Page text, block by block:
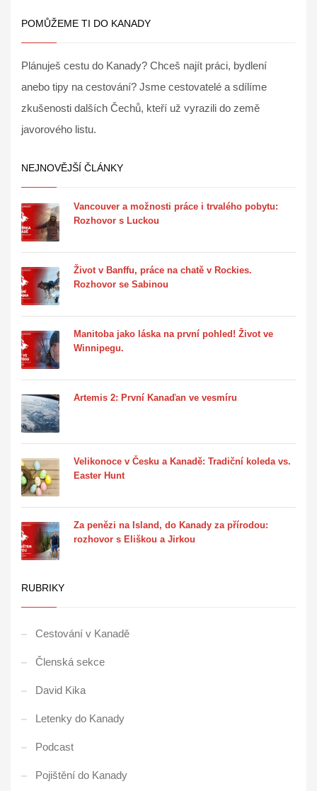
POMŮŽEME TI DO KANADY
Plánuješ cestu do Kanady? Chceš najít práci, bydlení
anebo tipy na cestování? Jsme cestovatelé a sdílíme
zkušenosti dalších Čechů, kteří už vyrazili do země
javorového listu.
NEJNOVĚJŠÍ ČLÁNKY
Vancouver a možnosti práce i trvalého pobytu:
Rozhovor s Luckou
Život v Banffu, práce na chatě v Rockies.
Rozhovor se Sabinou
Manitoba jako láska na první pohled! Život ve
Winnipegu.
Artemis 2: První Kanaďan ve vesmíru
Velikonoce v Česku a Kanadě: Tradiční koleda vs.
Easter Hunt
Za penězi na Island, do Kanady za přírodou:
rozhovor s Eliškou a Jirkou
RUBRIKY
Cestování v Kanadě
Členská sekce
David Kika
Letenky do Kanady
Podcast
Pojištění do Kanady